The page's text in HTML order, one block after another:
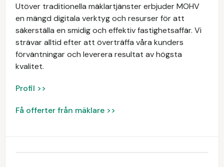
Utöver traditionella mäklartjänster erbjuder MOHV
en mängd digitala verktyg och resurser för att
säkerställa en smidig och effektiv fastighetsaffär. Vi
strävar alltid efter att överträffa våra kunders
förväntningar och leverera resultat av högsta
kvalitet.
Profil >>
Få offerter från mäklare >>